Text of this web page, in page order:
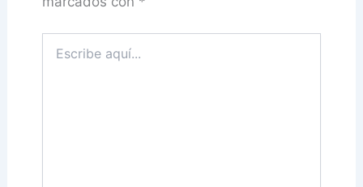
aquí...